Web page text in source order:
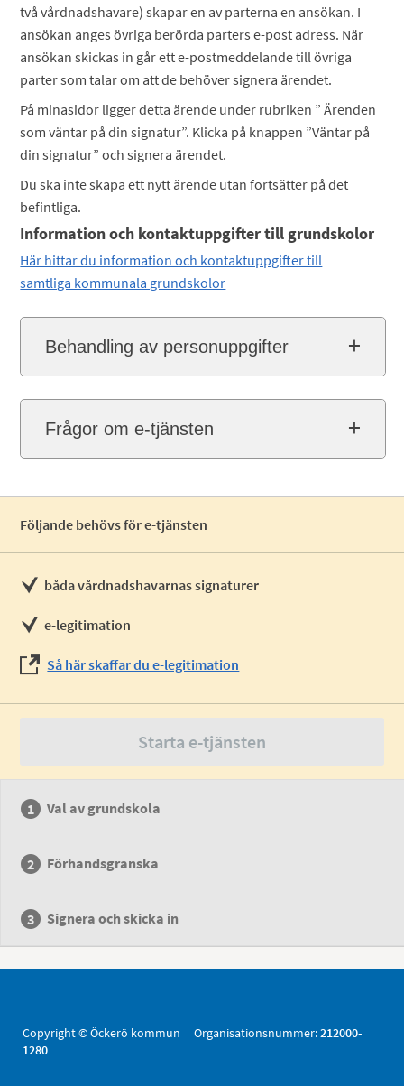
två vårdnadshavare) skapar en av parterna en ansökan. I
ansökan anges övriga berörda parters e-post adress. När
ansökan skickas in går ett e-postmeddelande till övriga
parter som talar om att de behöver signera ärendet.
På minasidor ligger detta ärende under rubriken ” Ärenden
som väntar på din signatur”. Klicka på knappen ”Väntar på
din signatur” och signera ärendet.
Du ska inte skapa ett nytt ärende utan fortsätter på det
befintliga.
Information och kontaktuppgifter till grundskolor
Här hittar du information och kontaktuppgifter till
samtliga kommunala grundskolor
Behandling av personuppgifter
Frågor om e-tjänsten
Följande behövs för e-tjänsten
båda vårdnadshavarnas signaturer
e-legitimation
Så här skaffar du e-legitimation
Starta e-tjänsten
Val av grundskola
Förhandsgranska
Signera och skicka in
Copyright © Öckerö kommun Organisationsnummer:212000-
1280